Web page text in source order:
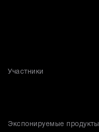
Участники
Экспонируемые продукты